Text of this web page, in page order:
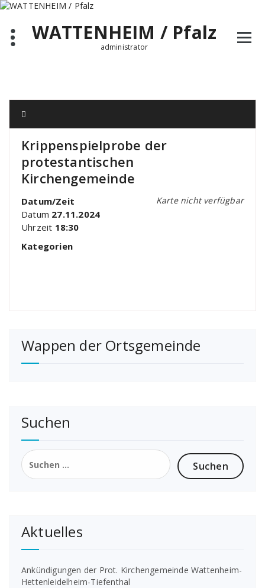
Zum
springenWATTENHEIM / Pfalz
administrator
Krippenspielprobe der
protestantischen
Kirchengemeinde
Karte nicht verfügbar
Datum/Zeit
Datum 27.11.2024
Uhrzeit 18:30
Kategorien
Wappen der Ortsgemeinde
Suchen
Suchen
nach:
Aktuelles
Ankündigungen der Prot. Kirchengemeinde Wattenheim-
Hettenleidelheim-Tiefenthal